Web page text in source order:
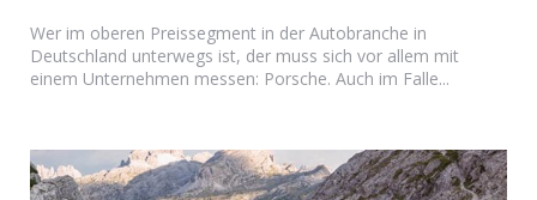
Wer im oberen Preissegment in der Autobranche in
Deutschland unterwegs ist, der muss sich vor allem mit
einem Unternehmen messen: Porsche. Auch im Falle...